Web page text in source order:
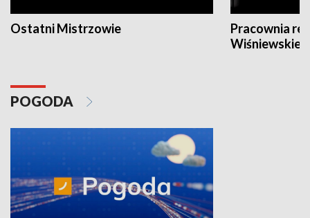
Ostatni Mistrzowie
Pracownia
POGODA